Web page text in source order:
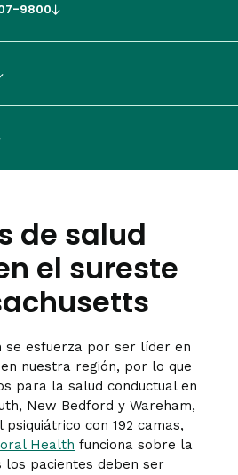
9800
de salud
el sureste
se esfuerza por ser líder en
nuestra región, por lo que
para la salud conductual en
New Bedford y Wareham,
psiquiátrico con 192 camas,
Health funciona sobre la
los pacientes deben ser